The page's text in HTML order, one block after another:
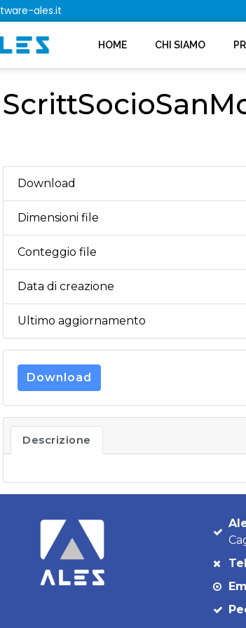
ales.it
HOME CHI SIAMO
Download
Dimensioni file
Conteggio file
Data di creazione
Ultimo aggiornamento
Download
Descrizione